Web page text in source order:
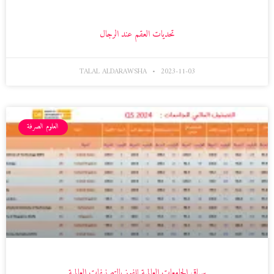
تحديات العقم عند الرجال
TALAL ALDARAWSHA 2023-11-03
العلوم الصرفة